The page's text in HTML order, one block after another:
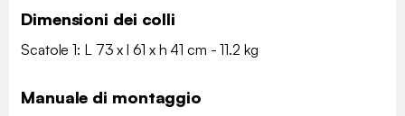
Dimensioni dei colli
Scatole 1: L 73 x l 61 x h 41 cm - 11.2 kg
Manuale di montaggio